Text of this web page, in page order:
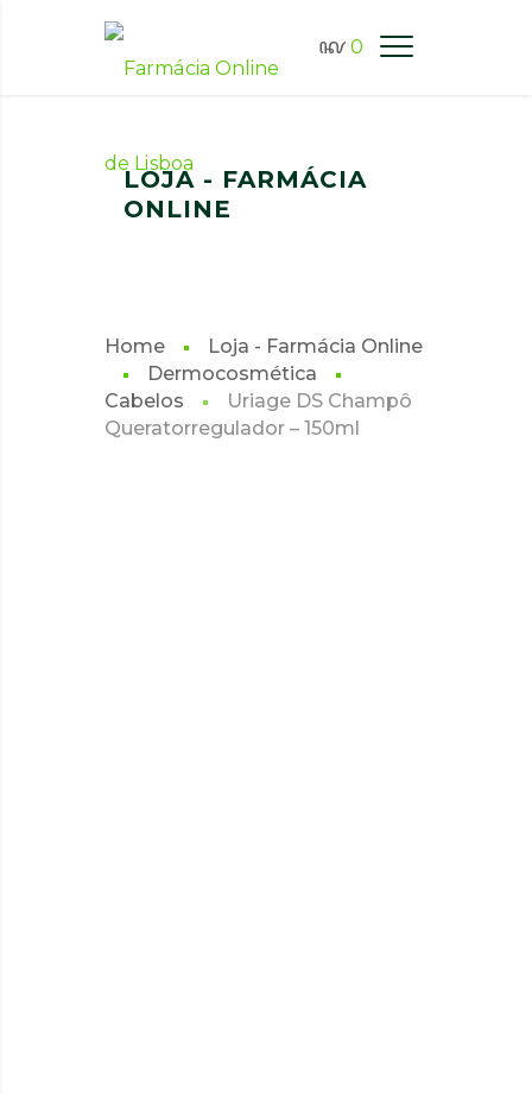
0
FARMÁCIA ONLINE LISBOA
LOJA - FARMÁCIA
ONLINE
Home
Loja - Farmácia Online
Dermocosmética
Cabelos
Uriage DS Champô
Queratorregulador – 150ml